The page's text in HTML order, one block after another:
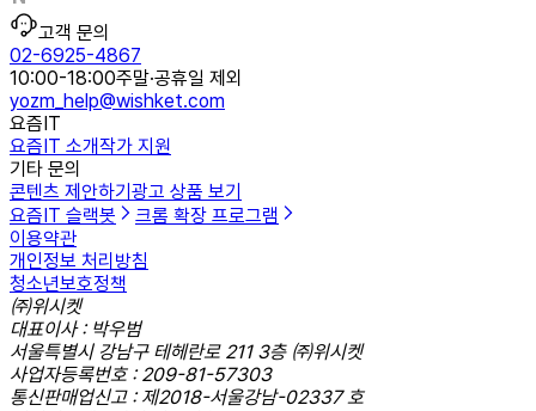
고객 문의
02-6925-4867
10:00-18:00주말·공휴일 제외
yozm_help@wishket.com
요즘IT
요즘IT 소개작가 지원
기타 문의
콘텐츠 제안하기 광고 상품 보기
요즘IT 슬랙봇
크롬 확장 프로그램
이용약관
개인정보 처리방침
청소년보호정책
㈜위시켓
대표이사 : 박우범
서울특별시 강남구 테헤란로 211 3층 ㈜위시켓
사업자등록번호 : 209-81-57303
통신판매업신고 : 제2018-서울강남-02337 호